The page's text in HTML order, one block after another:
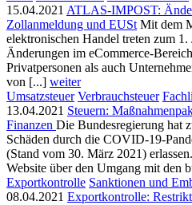
15.04.2021 ATLAS-IMPOST:
Zollanmeldung und EUSt Mit dem
elektronischen Handel treten zum
Änderungen im eCommerce-
Privatpersonen als auch
von [...] weiter
Umsatzsteuer Verbrauchsteuer
13.04.2021 Steuern:
Finanzen Die Bundesregierung hat
Schäden durch die COVID-19-
(Stand vom 30. März 2021)
Website über den Umgang mit den
Exportkontrolle Sanktionen und
08.04.2021 Exportkontrolle: